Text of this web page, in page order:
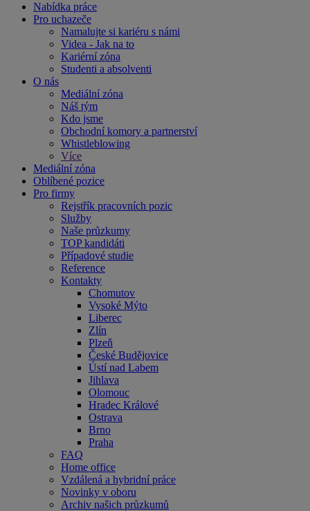
Nabídka práce
Pro uchazeče
Namalujte si kariéru s námi
Videa - Jak na to
Kariérní zóna
Studenti a absolventi
O nás
Mediální zóna
Náš tým
Kdo jsme
Obchodní komory a partnerství
Whistleblowing
Více
Mediální zóna
Oblíbené pozice
Pro firmy
Rejstřík pracovních pozic
Služby
Naše průzkumy
TOP kandidáti
Případové studie
Reference
Kontakty
Chomutov
Vysoké Mýto
Liberec
Zlín
Plzeň
České Budějovice
Ústí nad Labem
Jihlava
Olomouc
Hradec Králové
Ostrava
Brno
Praha
FAQ
Home office
Vzdálená a hybridní práce
Novinky v oboru
Archiv našich průzkumů